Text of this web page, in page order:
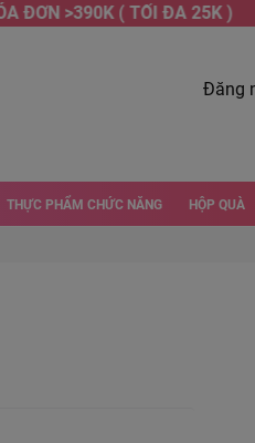
ĐƠN >390K ( TỐI ĐA 25K )
Đăng
THỰC PHẨM CHỨC NĂNG HỘP QUÀ